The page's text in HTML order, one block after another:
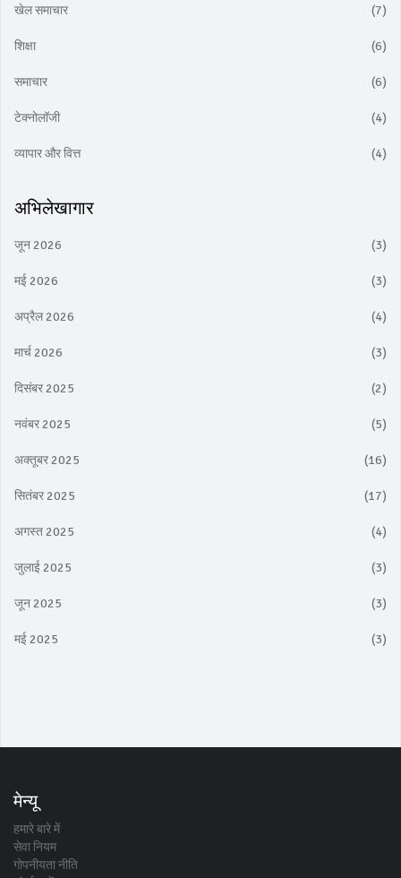
खेल समाचार (7)
शिक्षा (6)
समाचार (6)
टेक्नोलॉजी (4)
व्यापार और वित्त (4)
अभिलेखागार
जून 2026 (3)
मई 2026 (3)
अप्रैल 2026 (4)
मार्च 2026 (3)
दिसंबर 2025 (2)
नवंबर 2025 (5)
अक्तूबर 2025 (16)
सितंबर 2025 (17)
अगस्त 2025 (4)
जुलाई 2025 (3)
जून 2025 (3)
मई 2025 (3)
मेन्यू
हमारे बारे में
सेवा नियम
गोपनीयता नीति